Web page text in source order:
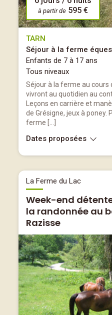
à partir de 595 €
TARN
Séjour à la ferme
Enfants de 7 à 17 ans
Tous niveaux
Séjour à la ferme au
vivront au quotidien au
Leçons en carrière et
de Grésigne, jeux à poney.
ferme […]
Dates proposées
La Ferme du Lac
Week-end
la randonnée au
Razisse